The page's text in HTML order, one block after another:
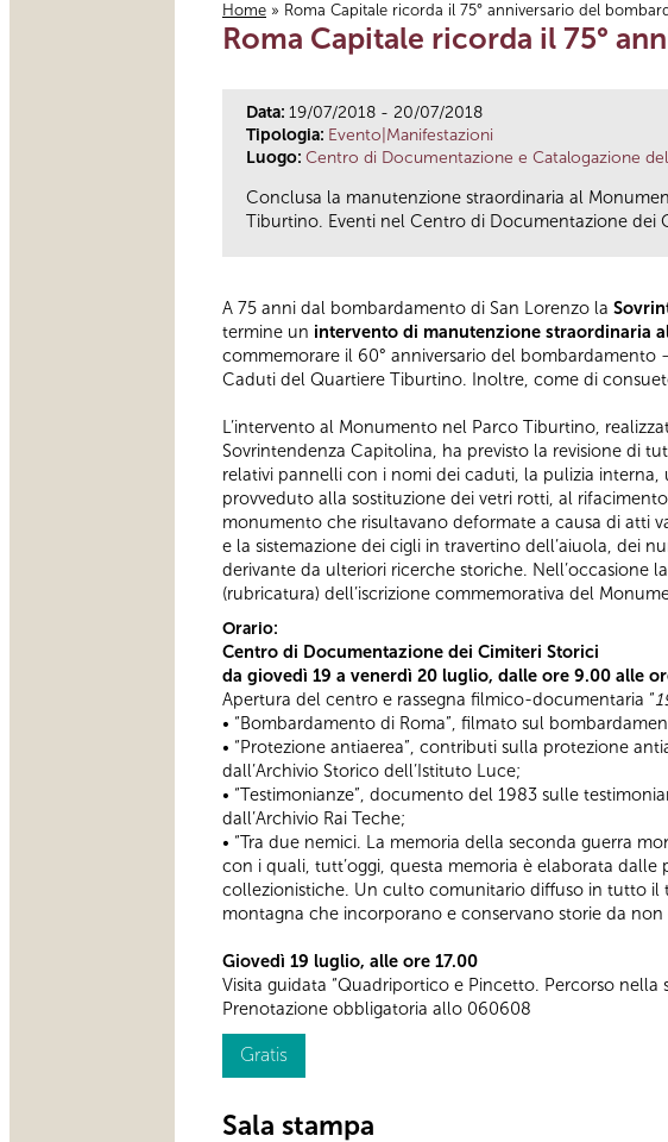
Tu sei qui
Home » Roma Capitale ricorda il 75° anniversario del
Roma Capitale ricorda il 75°
Data: 19/07/2018 - 20/07/2018
Tipologia: Evento|Manifestazioni
Luogo: Centro di Documentazione e Catalogazione
Conclusa la manutenzione straordinaria al
Tiburtino. Eventi nel Centro di Documentazione dei
A 75 anni dal bombardamento di San Lorenzo la
termine un intervento di manutenzione straordinaria
commemorare il 60° anniversario del
Caduti del Quartiere Tiburtino. Inoltre, come di
L’intervento al Monumento nel Parco Tiburtino,
Sovrintendenza Capitolina, ha previsto la revisione di
relativi pannelli con i nomi dei caduti, la pulizia
provveduto alla sostituzione dei vetri rotti, al
monumento che risultavano deformate a causa di atti
e la sistemazione dei cigli in travertino dell’aiuola, dei
derivante da ulteriori ricerche storiche.
(rubricatura) dell’iscrizione commemorativa del
Orario:
Centro di Documentazione dei Cimiteri Storici
da giovedì 19 a venerdì 20 luglio, dalle ore 9.00 alle
Apertura del centro e rassegna filmico-documentaria “
• “Bombardamento di Roma”, filmato sul
• “Protezione antiaerea”, contributi sulla protezione
dall’Archivio Storico dell’Istituto Luce;
• “Testimonianze”, documento del 1983 sulle
dall’Archivio Rai Teche;
• “Tra due nemici. La memoria della seconda guerra
con i quali, tutt’oggi, questa memoria è elaborata
collezionistiche. Un culto comunitario diffuso in tutto il
montagna che incorporano e conservano storie da non
Giovedì 19 luglio, alle ore 17.00
Visita guidata “Quadriportico e Pincetto. Percorso nella
Prenotazione obbligatoria allo 060608
Gratis
Sala stampa